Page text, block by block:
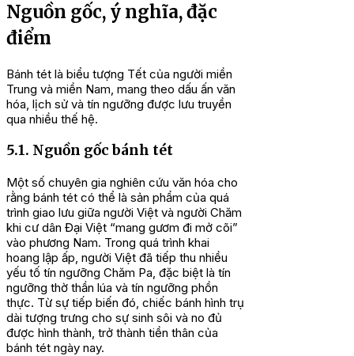
Nguồn gốc, ý nghĩa, đặc
điểm
Bánh tét là biểu tượng Tết của người miền
Trung và miền Nam, mang theo dấu ấn văn
hóa, lịch sử và tín ngưỡng được lưu truyền
qua nhiều thế hệ.
5.1. Nguồn gốc bánh tét
Một số chuyên gia nghiên cứu văn hóa cho
rằng bánh tét có thể là sản phẩm của quá
trình giao lưu giữa người Việt và người Chăm
khi cư dân Đại Việt “mang gươm đi mở cõi”
vào phương Nam. Trong quá trình khai
hoang lập ấp, người Việt đã tiếp thu nhiều
yếu tố tín ngưỡng Chăm Pa, đặc biệt là tín
ngưỡng thờ thần lúa và tín ngưỡng phồn
thực. Từ sự tiếp biến đó, chiếc bánh hình trụ
dài tượng trưng cho sự sinh sôi và no đủ
được hình thành, trở thành tiền thân của
bánh tét ngày nay.